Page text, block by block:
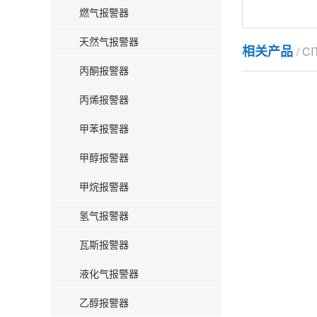
燃气报警器
天然气报警器
丙酮报警器
丙烯报警器
甲苯报警器
甲醇报警器
甲烷报警器
氢气报警器
瓦斯报警器
液化气报警器
乙醇报警器
相关产品 /